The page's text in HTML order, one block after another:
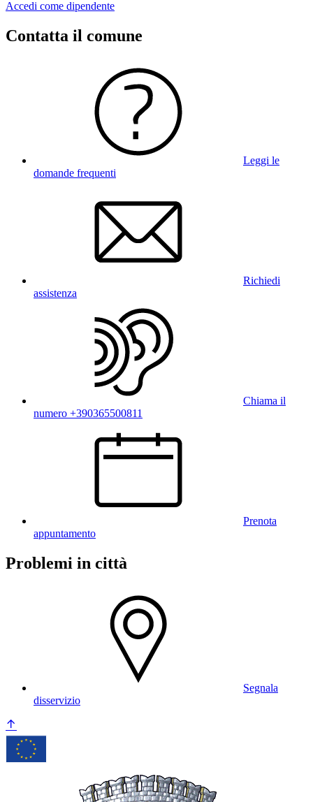
Accedi come dipendente
Contatta il comune
Leggi le
domande frequenti
Richiedi
assistenza
Chiama il
numero +390365500811
Prenota
appuntamento
Problemi in città
Segnala
disservizio